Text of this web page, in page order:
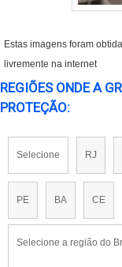
Estas imagens foram
livremente na internet
REGIÕES ONDE A
PROTEÇÃO:
Selecione RJ
PE BA CE
Selecione a região do